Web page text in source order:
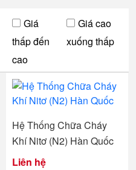
Giá
thấp đến
cao
Giá cao
xuống thấp
Hệ Thống Chữa Cháy
Khí Nitơ (N2) Hàn Quốc
Liên hệ